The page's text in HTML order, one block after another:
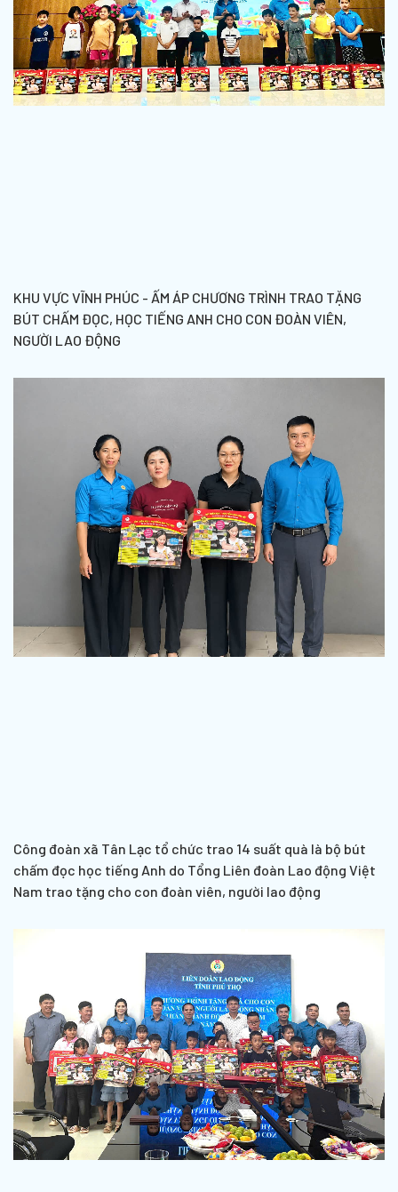
KHU VỰC VĨNH PHÚC - ẤM ÁP CHƯƠNG TRÌNH TRAO TẶNG
BÚT CHẤM ĐỌC, HỌC TIẾNG ANH CHO CON ĐOÀN VIÊN,
NGƯỜI LAO ĐỘNG
Công đoàn xã Tân Lạc tổ chức trao 14 suất quà là bộ bút
chấm đọc học tiếng Anh do Tổng Liên đoàn Lao động Việt
Nam trao tặng cho con đoàn viên, người lao động